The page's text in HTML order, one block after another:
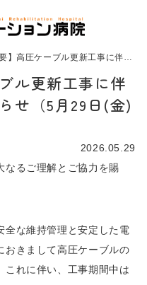
圧ケーブル更新工事に伴う全館停電のお知らせ（5月29日(金) 14:00～16:00）
ル更新工事に伴
せ（5月29日(金)
2026.05.29
なるご理解とご協力を賜
全な維持管理と安定した電
おきまして高圧ケーブルの
これに伴い、工事期間中は